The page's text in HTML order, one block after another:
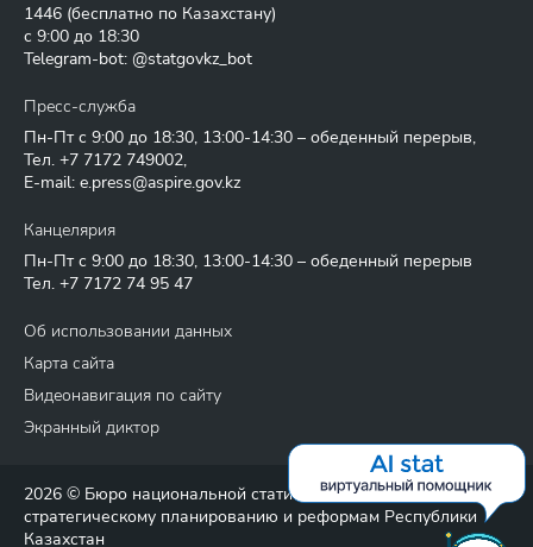
1446 (бесплатно по Казахстану)
с 9:00 до 18:30
Telegram-bot: @statgovkz_bot
Пресс-служба
Пн-Пт с 9:00 до 18:30, 13:00-14:30 – обеденный перерыв,
Тел. +7 7172 749002,
E-mail: e.press@aspire.gov.kz
Канцелярия
Пн-Пт с 9:00 до 18:30, 13:00-14:30 – обеденный перерыв
Тел. +7 7172 74 95 47
Об использовании данных
Карта сайта
Видеонавигация по сайту
Экранный диктор
2026 © Бюро национальной статистики Агентства по
стратегическому планированию и реформам Республики
Казахстан